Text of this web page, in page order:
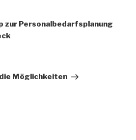
zur Personalbedarfsplanung
Möglichkeiten